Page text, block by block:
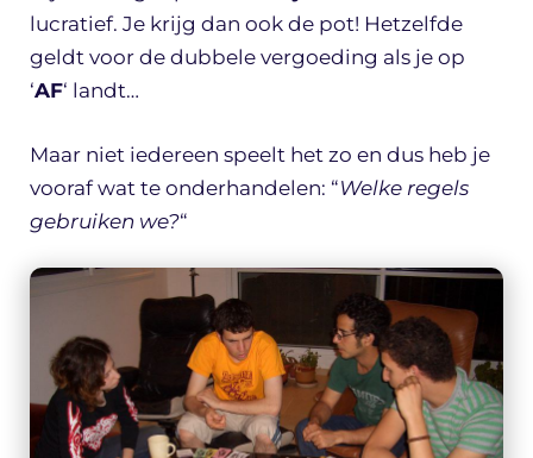
lucratief. Je krijg dan ook de pot! Hetzelfde
geldt voor de dubbele vergoeding als je op
‘AF‘ landt…
Maar niet iedereen speelt het zo en dus heb je
vooraf wat te onderhandelen: “Welke regels
gebruiken we?“